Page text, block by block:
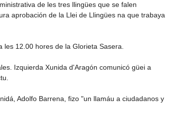
de les tres llingües que se falen
aprobación de la Llei de Llingües na que trabaya
12.00 hores de la Glorieta Sasera.
Izquierda Xunida d'Aragón comunicó güei a
Adolfo Barrena, fizo "un llamáu a ciudadanos y